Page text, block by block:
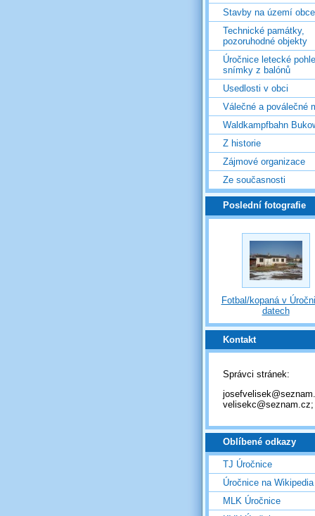
Stavby na území obce
Technické památky,
pozoruhodné objekty
Úročnice letecké
snímky z balónů
Usedlosti v obci
Válečné a poválečné
Waldkampfbahn
Z historie
Zájmové organizace
Ze současnosti
Poslední fotografie
Fotbal/kopaná v
datech
Kontakt
Správci stránek:
velisekc@seznam.cz;
Oblíbené odkazy
TJ Úročnice
Úročnice na Wikipedia
MLK Úročnice